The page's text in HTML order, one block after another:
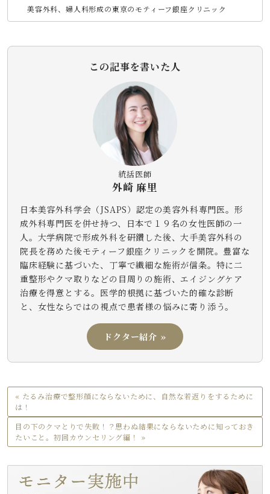
美容外科、婦人科形成の東京のモティーフ銀座クリニック
この記事を書いた人
統括医師
外崎 麻里
日本美容外科学会（JSAPS）認定の美容外科専門医。形
成外科専門医を併せ持つ、日本で１９名の女性医師の一
人。大学病院で形成外科を研鑽した後、大手美容外科の
院長を務めた後モティーフ銀座クリニックを開院。豊富な
臨床経験に基づいた、丁寧で繊細な施術が信条。特に二
重整形やクマ取りなどの目周りの施術、エイジングケア
治療を得意とする。医学的根拠に基づいた的確な診断
と、女性ならではの視点で患者様の悩みに寄り添う。
ドクター紹介 »
« たるみ治療で整形顔にならないために、自然な若返りをするために
は！
目の下のクマとりで失敗！？思わぬ結果にならないために知っておき
たいこと。初回カウンセリング編！ »